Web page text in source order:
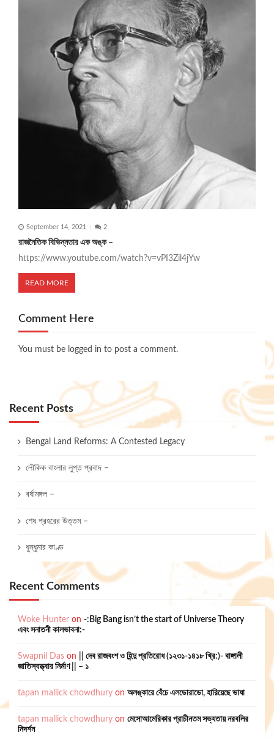
September 14, 2021 2
রাজনৈতিক বিভিন্নতার এক অঙ্ক –
https://www.youtube.com/watch?v=vPI3Zil4jYw
READ MORE
Comment Here
You must be logged in to post a comment.
Recent Posts
Bengal Land Reforms: A Contested Legacy
লৌকিক বাংলার লুপ্ত প্রবাদ –
বর্ষামঙ্গল –
শেষ প্রহরের উত্তম –
ধুন্ধুমার কাণ্ড
Recent Comments
Woke Hunter on -:Big Bang isn’t the start of Universe Theory
এবং সনাতনী কালভাবনা:-
Swapnil Das on
|| দেব রাজবংশ ও হিন্দু প্রতিরোধ (১২৩১-১৪১৮ খ্রি:)- বাঙ্গালী
জাতিস্বত্ত্বার নির্মাণ || – ১
tapan mallick chowdhury on অলঙ্কারে বেঁচে এলডোরাডো, হারিয়েছে ভাষা
tapan mallick chowdhury on মেসোআমেরিকার প্রাচীনতম সভ্যতায় নরবলির
নিদর্শন